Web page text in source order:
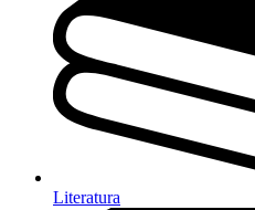
Literatura